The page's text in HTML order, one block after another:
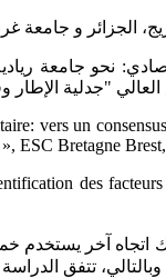
غرب اجلترا
"جدلية الإطار وفاعلية
vers un
ESC Bretagne
des
وبالتالي، تتفق